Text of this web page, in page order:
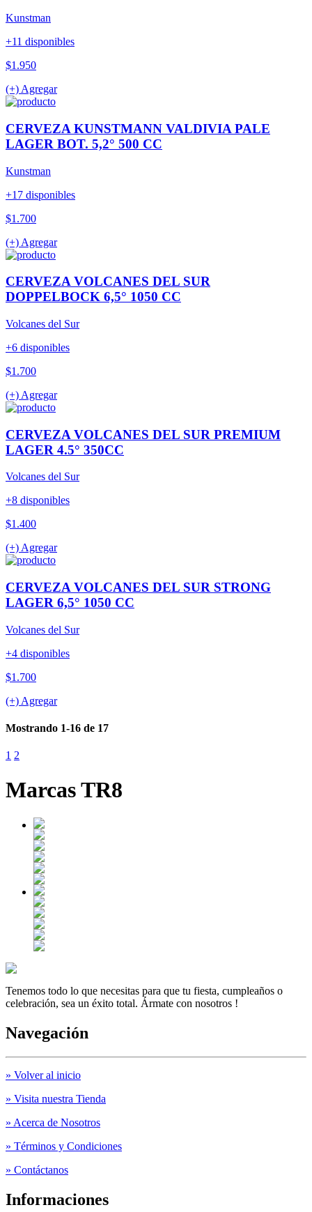
Kunstman
+11 disponibles
$1.950
(+) Agregar
CERVEZA KUNSTMANN VALDIVIA PALE
LAGER BOT. 5,2° 500 CC
Kunstman
+17 disponibles
$1.700
(+) Agregar
CERVEZA VOLCANES DEL SUR
DOPPELBOCK 6,5° 1050 CC
Volcanes del Sur
+6 disponibles
$1.700
(+) Agregar
CERVEZA VOLCANES DEL SUR PREMIUM
LAGER 4.5° 350CC
Volcanes del Sur
+8 disponibles
$1.400
(+) Agregar
CERVEZA VOLCANES DEL SUR STRONG
LAGER 6,5° 1050 CC
Volcanes del Sur
+4 disponibles
$1.700
(+) Agregar
Mostrando 1-16 de 17
1 2
Marcas TR8
Tenemos todo lo que necesitas para que tu fiesta, cumpleaños o
celebración, sea un éxito total. Ármate con nosotros !
Navegación
» Volver al inicio
» Visita nuestra Tienda
» Acerca de Nosotros
» Términos y Condiciones
» Contáctanos
Informaciones